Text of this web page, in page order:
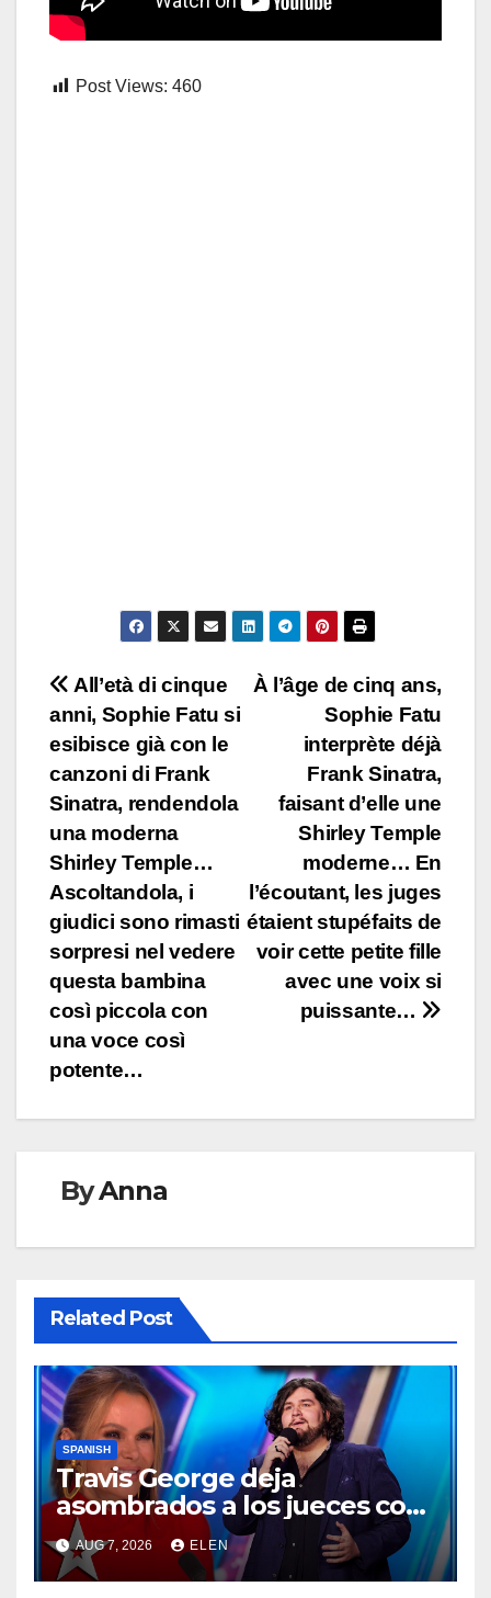
Post Views: 460
Post
navigation
À l’âge de cinq ans,
Sophie Fatu
interprète déjà
Frank Sinatra,
faisant d’elle une
Shirley Temple
moderne… En
l’écoutant, les juges
étaient stupéfaits de
voir cette petite fille
avec une voix si
puissante…
All’età di cinque
anni, Sophie Fatu si
esibisce già con le
canzoni di Frank
Sinatra, rendendola
una moderna
Shirley Temple…
Ascoltandola, i
giudici sono rimasti
sorpresi nel vedere
questa bambina
così piccola con
una voce così
potente…
ByAnna
Related Post
SPANISH
Travis George deja
asombrados a los jueces con
una actuación memorable
AUG 7, 2026 ELEN